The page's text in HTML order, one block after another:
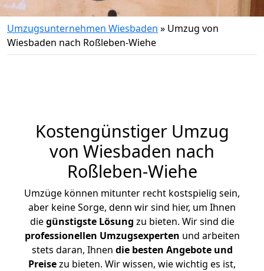
Umzugsunternehmen Wiesbaden » Umzug von
Wiesbaden nach Roßleben-Wiehe
Kostengünstiger Umzug
von Wiesbaden nach
Roßleben-Wiehe
Umzüge können mitunter recht kostspielig sein,
aber keine Sorge, denn wir sind hier, um Ihnen
diegünstigste Lösung zu bieten. Wir sind die
professionellen Umzugsexperten und arbeiten
stets daran, Ihnen die besten Angebote und
Preisezu bieten. Wir wissen, wie wichtig es ist,